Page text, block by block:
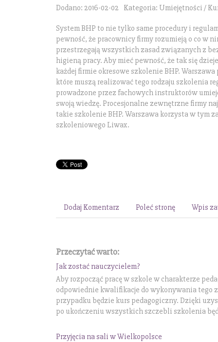
Dodano: 2016-02-02 Kategoria: Umiejętności /
System BHP to nie tylko same procedury i
pewność, że pracownicy firmy rozumieją o co w
przestrzegają wszystkich zasad związanych z
higieną pracy. Aby mieć pewność, że tak się
każdej firmie okresowe szkolenie BHP.
które muszą realizować tego rodzaju szkolenia
prowadzone przez fachowych instruktorów
swoją wiedzę. Procesjonalne zewnętrzne firmy
takie szkolenie BHP. Warszawa korzysta w tym
szkoleniowego Liwax.
Dodaj Komentarz Poleć stronę Wpis
Przeczytać warto:
Jak zostać nauczycielem?
Aby rozpocząć pracę w szkole w charakterze
odpowiednie kwalifikacje do wykonywania tego
przypadku będzie kurs pedagogiczny. Dzięki
po ukończeniu wszystkich szczebli szkolenia
Przyjęcia na sali w Wielkopolsce